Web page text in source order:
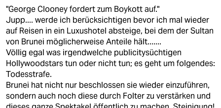
"George Clooney fordert zum Boykott auf."
Jupp.... werde ich berücksichtigen bevor ich mal wieder
auf Reisen in ein Luxushotel absteige, bei dem der Sultan
von Brunei möglicherweise Anteile hält.......
Völlig egal was irgendwelche publicitysüchtigen
Hollywoodstars tun oder nicht tun; es geht um folgendes:
Todesstrafe.
Brunei hat nicht nur beschlossen sie wieder einzuführen,
sondern auch noch diese durch Folter zu verstärken und